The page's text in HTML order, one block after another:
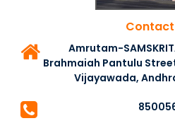
Contact
Amrutam-
Brahmaiah Pantulu
Vijayawada,